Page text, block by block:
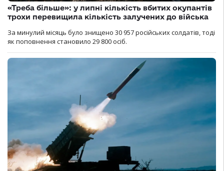
«Треба більше»: у липні кількість вбитих окупантів
трохи перевищила кількість залучених до війська
За минулий місяць було знищено 30 957 російських солдатів, тоді
як поповнення становило 29 800 осіб.